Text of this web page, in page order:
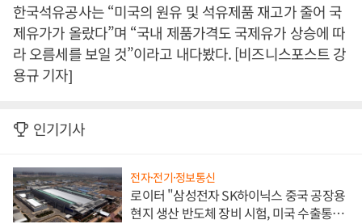
한국석유공사는 “미국의 원유 및 석유제품 재고가 줄어 국
제유가가 올랐다”며 “국내 제품가격도 국제유가 상승에 따
라 오름세를 보일 것”이라고 내다봤다. [비즈니스포스트 강
용규 기자]
인기기사
전자·전기·정보통신
로이터 "삼성전자 SK하이닉스 중국 공장용
현지 생산 반도체 장비 시험, 미국 수출통제